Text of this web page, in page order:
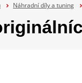
Náhradní díly a tuning